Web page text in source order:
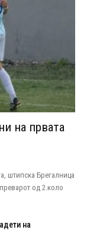
на првата
штипска Брегалница
од 2.коло
на